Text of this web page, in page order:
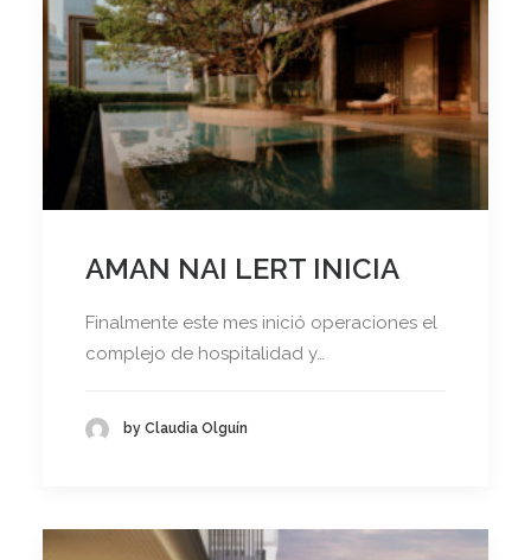
Search
AMAN NAI LERT INICIA
Finalmente este mes inició operaciones el
complejo de hospitalidad y…
by Claudia Olguín